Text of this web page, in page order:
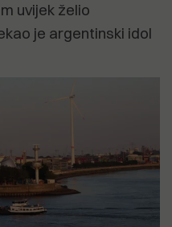
uvijek želio
je argentinski idol